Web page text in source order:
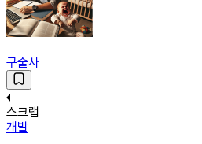
구술사
스크랩
개발